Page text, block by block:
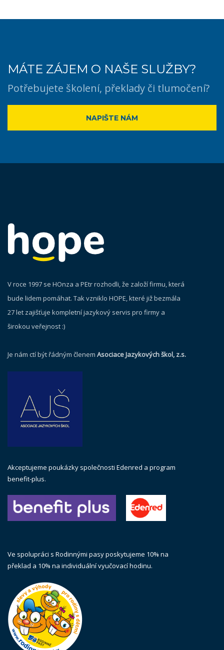
MÁTE ZÁJEM O NAŠE SLUŽBY?
Potřebujete školení, překlady či tlumočení?
NAPIŠTE NÁM
V roce 1997 se HOnza a PEtr rozhodli, že založí firmu, která
bude lidem pomáhat. Tak vzniklo HOPE, které již bezmála
27 let zajišťuje kompletní jazykový servis pro firmy a
širokou veřejnost :)
Je nám ctí být řádným členem Asociace Jazykových škol, z.s.
Akceptujeme poukázky společnosti Edenred a program
benefit-plus.
Ve spolupráci s Rodinnými pasy poskytujeme 10% na
překlad a 10% na individuální vyučovací hodinu.